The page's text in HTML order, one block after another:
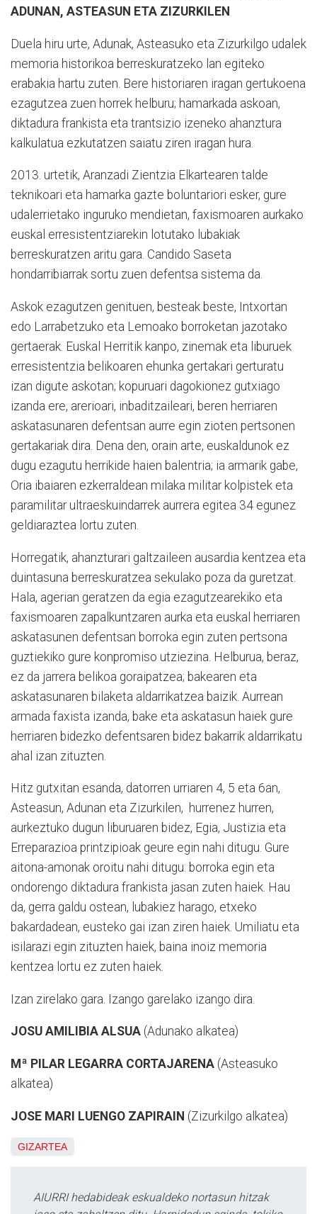
ADUNAN, ASTEASUN ETA ZIZURKILEN
Duela hiru urte, Adunak, Asteasuko eta Zizurkilgo udalek
memoria historikoa berreskuratzeko lan egiteko
erabakia hartu zuten. Bere historiaren iragan gertukoena
ezagutzea zuen horrek helburu; hamarkada askoan,
diktadura frankista eta trantsizio izeneko ahanztura
kalkulatua ezkutatzen saiatu ziren iragan hura.
2013. urtetik, Aranzadi Zientzia Elkartearen talde
teknikoari eta hamarka gazte boluntariori esker, gure
udalerrietako inguruko mendietan, faxismoaren aurkako
euskal erresistentziarekin lotutako lubakiak
berreskuratzen aritu gara. Candido Saseta
hondarribiarrak sortu zuen defentsa sistema da.
Askok ezagutzen genituen, besteak beste, Intxortan
edo Larrabetzuko eta Lemoako borroketan jazotako
gertaerak. Euskal Herritik kanpo, zinemak eta liburuek
erresistentzia belikoaren ehunka gertakari gerturatu
izan digute askotan; kopuruari dagokionez gutxiago
izanda ere, arerioari, inbaditzaileari, beren herriaren
askatasunaren defentsan aurre egin zioten pertsonen
gertakariak dira. Dena den, orain arte, euskaldunok ez
dugu ezagutu herrikide haien balentria; ia armarik gabe,
Oria ibaiaren ezkerraldean milaka militar kolpistek eta
paramilitar ultraeskuindarrek aurrera egitea 34 egunez
geldiaraztea lortu zuten.
Horregatik, ahanzturari galtzaileen ausardia kentzea eta
duintasuna berreskuratzea sekulako poza da guretzat.
Hala, agerian geratzen da egia ezagutzearekiko eta
faxismoaren zapalkuntzaren aurka eta euskal herriaren
askatasunen defentsan borroka egin zuten pertsona
guztiekiko gure konpromiso utziezina. Helburua, beraz,
ez da jarrera belikoa goraipatzea; bakearen eta
askatasunaren bilaketa aldarrikatzea baizik. Aurrean
armada faxista izanda, bake eta askatasun haiek gure
herriaren bidezko defentsaren bidez bakarrik aldarrikatu
ahal izan zituzten.
Hitz gutxitan esanda, datorren urriaren 4, 5 eta 6an,
Asteasun, Adunan eta Zizurkilen, hurrenez hurren,
aurkeztuko dugun liburuaren bidez, Egia, Justizia eta
Erreparazioa printzipioak geure egin nahi ditugu. Gure
aitona-amonak oroitu nahi ditugu: borroka egin eta
ondorengo diktadura frankista jasan zuten haiek. Hau
da, gerra galdu ostean, lubakiez harago, etxeko
bakardadean, eusteko gai izan ziren haiek. Umiliatu eta
isilarazi egin zituzten haiek, baina inoiz memoria
kentzea lortu ez zuten haiek.
Izan zirelako gara. Izango garelako izango dira.
JOSU AMILIBIA ALSUA (Adunako alkatea)
Mª PILAR LEGARRA CORTAJARENA (Asteasuko
alkatea)
JOSE MARI LUENGO ZAPIRAIN (Zizurkilgo alkatea)
GIZARTEA
AIURRI hedabideak eskualdeko nortasun hitzak